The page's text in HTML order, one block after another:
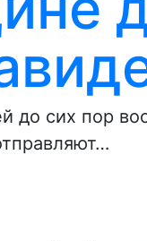
до сих пор